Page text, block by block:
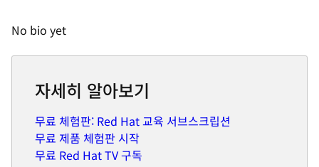
No bio yet
자세히 알아보기
무료 체험판: Red Hat 교육 서브스크립션
무료 제품 체험판 시작
무료 Red Hat TV 구독